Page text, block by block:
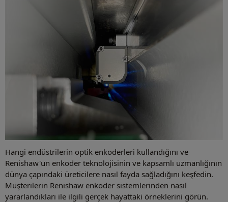
Hangi endüstrilerin optik enkoderleri kullandığını ve
Renishaw'un enkoder teknolojisinin ve kapsamlı uzmanlığının
dünya çapındaki üreticilere nasıl fayda sağladığını keşfedin.
Müşterilerin Renishaw enkoder sistemlerinden nasıl
yararlandıkları ile ilgili gerçek hayattaki örneklerini görün.